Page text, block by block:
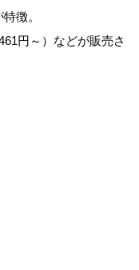
徴。
円～）などが販売さ